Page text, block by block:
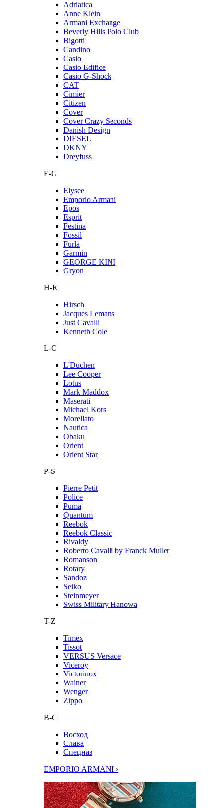
Adriatica
Anne Klein
Armani Exchange
Beverly Hills Polo Club
Bigotti
Candino
Casio
Casio Edifice
Casio G-Shock
CAT
Cimier
Citizen
Cover
Cover Crazy Seconds
Danish Design
DIESEL
DKNY
Dreyfuss
E-G
Elysee
Emporio Armani
Epos
Esprit
Festina
Fossil
Furla
Garmin
GEORGE KINI
Gryon
H-K
Hirsch
Jacques Lemans
Just Cavalli
Kenneth Cole
L-O
L'Duchen
Lee Cooper
Lotus
Mark Maddox
Maserati
Michael Kors
Morellato
Nautica
Obaku
Orient
Orient Star
P-S
Pierre Petit
Police
Puma
Quantum
Reebok
Reebok Classic
Rivaldy
Roberto Cavalli by Franck Muller
Romanson
Rotary
Sandoz
Seiko
Steinmeyer
Swiss Military Hanowa
T-Z
Timex
Tissot
VERSUS Versace
Viceroy
Victorinox
Wainer
Wenger
Zippo
В-С
Восход
Слава
Спецназ
EMPORIO ARMANI ›